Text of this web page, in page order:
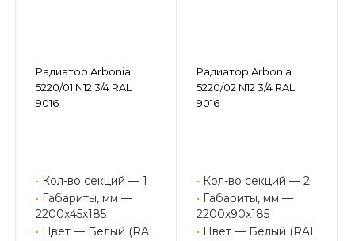
Радиатор Arbonia
5220/01 N12 3/4 RAL
9016
• Кол-во секций — 1
• Габариты, мм —
2200x45x185
• Цвет — Белый (RAL
Радиатор Arbonia
5220/02 N12 3/4 RAL
9016
• Кол-во секций — 2
• Габариты, мм —
2200x90x185
• Цвет — Белый (RAL